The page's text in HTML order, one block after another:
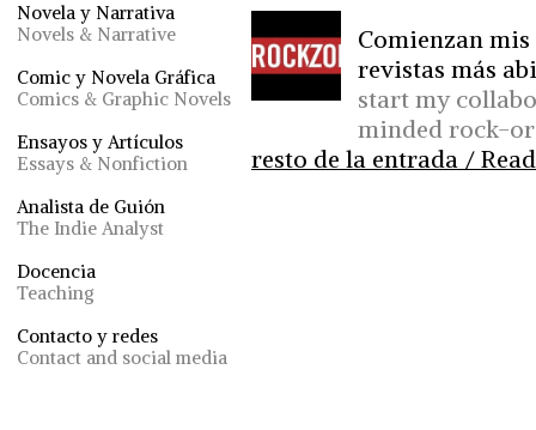
Novela y Narrativa
Novels & Narrative
Comic y Novela Gráfica
Comics & Graphic Novels
Ensayos y Artículos
Essays & Nonfiction
Analista de Guión
The Indie Analyst
Docencia
Teaching
Contacto y redes
Contact and social media
Comienzan
revistas más
start my
minded rock-
resto de la entrada /